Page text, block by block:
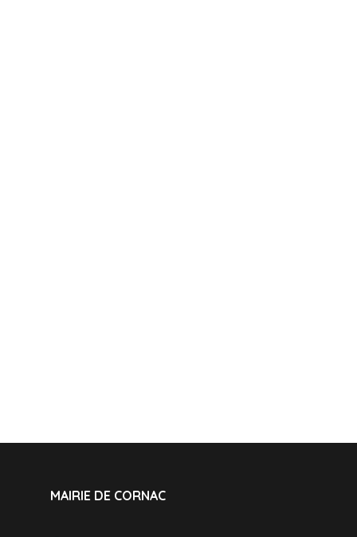
MAIRIE DE CORNAC